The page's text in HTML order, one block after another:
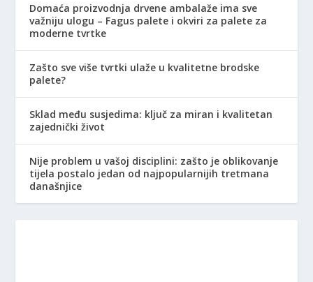
Domaća proizvodnja drvene ambalaže ima sve
važniju ulogu – Fagus palete i okviri za palete za
moderne tvrtke
Zašto sve više tvrtki ulaže u kvalitetne brodske
palete?
Sklad među susjedima: ključ za miran i kvalitetan
zajednički život
Nije problem u vašoj disciplini: zašto je oblikovanje
tijela postalo jedan od najpopularnijih tretmana
današnjice